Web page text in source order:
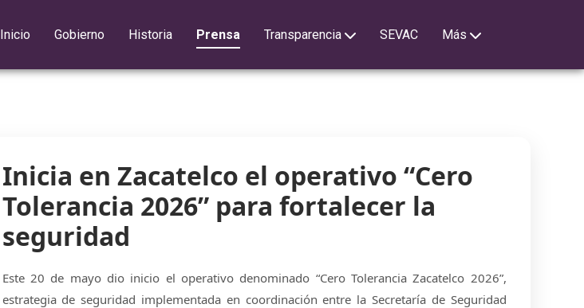
Inicio Gobierno Historia Prensa Transparencia SEVAC Más
Inicia en Zacatelco el operativo “Cero
Tolerancia 2026” para fortalecer la
seguridad
Este 20 de mayo dio inicio el operativo denominado “Cero Tolerancia Zacatelco 2026”,
estrategia de seguridad implementada en coordinación entre la Secretaría de Seguridad